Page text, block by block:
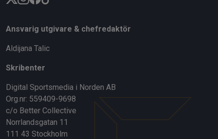
Ansvarig utgivare & chefredaktör
Aldijana Talic
Skribenter
Digital Sportsmedia i Norden AB
Org.nr: 559409-9698
c/o Better Collective
Norrlandsgatan 11
111 43 Stockholm